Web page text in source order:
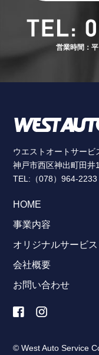
営業時間：
ウエストオートサービ
神戸市西区神出町田井
TEL:（078）964-
HOME
事業内容
オリジナルサービス
会社概要
お問い合わせ
© West Auto Service